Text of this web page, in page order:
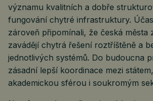
významu kvalitních a dobře
fungování chytré infrastruktury.
zároveň připomínali, že česká města
zavádějí chytrá řešení roztříštěně a
jednotlivých systémů. Do budoucna
zásadní lepší koordinace mezi
akademickou sférou i soukromým